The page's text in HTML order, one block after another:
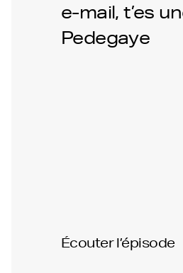
e-mail, t’es
Pedegaye
Écouter l’épisode